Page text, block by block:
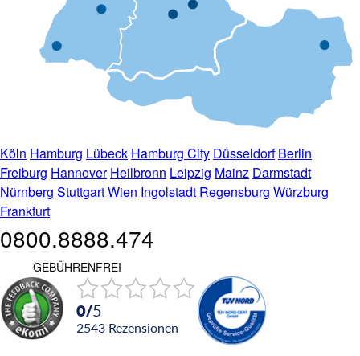
Köln Hamburg Lübeck Hamburg City Düsseldorf Berlin
Freiburg Hannover Heilbronn Leipzig Mainz Darmstadt
Nürnberg StuttgartWien Ingolstadt Regensburg Würzburg
Frankfurt
0800.8888.474
GEBÜHRENFREI
0/5
2543 Rezensionen